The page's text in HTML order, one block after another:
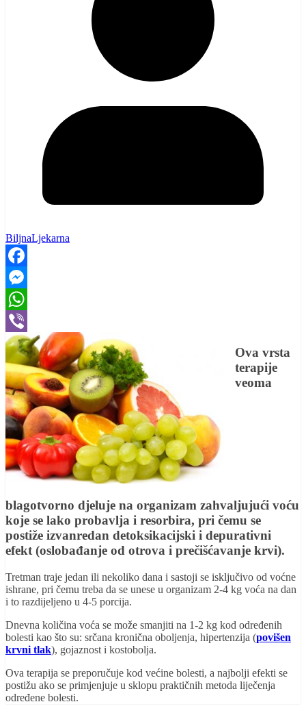
BiljnaLjekarna
Facebook
Messenger
WhatsApp
Viber
Ova vrsta
terapije
veoma
blagotvorno djeluje na organizam zahvaljujući voću
koje se lako probavlja i resorbira, pri čemu se
postiže izvanredan detoksikacijski i depurativni
efekt (oslobađanje od otrova i prečišćavanje krvi).
Tretman traje jedan ili nekoliko dana i sastoji se isključivo od voćne
ishrane, pri čemu treba da se unese u organizam 2-4 kg voća na dan
i to razdijeljeno u 4-5 porcija.
Dnevna količina voća se može smanjiti na 1-2 kg kod određenih
bolesti kao što su: srčana kronična oboljenja, hipertenzija (povišen
krvni tlak), gojaznost i kostobolja.
Ova terapija se preporučuje kod većine bolesti, a najbolji efekti se
postižu ako se primjenjuje u sklopu praktičnih metoda liječenja
određene bolesti.